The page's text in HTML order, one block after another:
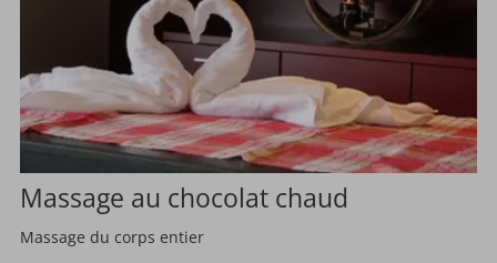
Massage au chocolat chaud
Massage du corps entier